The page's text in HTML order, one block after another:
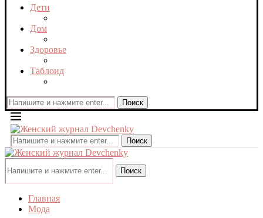
Дети
Дом
Здоровье
Таблоид
Поиск
Поиск
Поиск
Главная
Мода